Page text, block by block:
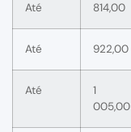
Até 814,00
Até 922,00
Até
1
005,00